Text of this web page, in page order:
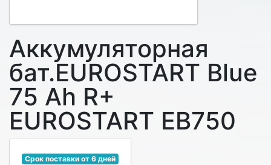
Аккумуляторная
бат.EUROSTART Blue
75 Ah R+
EUROSTART EB750
Срок поставки от 6 дней